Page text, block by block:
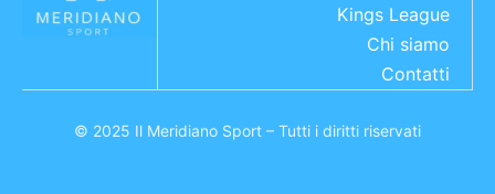
Kings League
Chi siamo
Contatti
© 2025 Il Meridiano Sport – Tutti i diritti riservati